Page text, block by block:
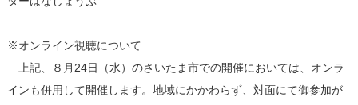
※オンライン視聴について
上記、８月24日（水）のさいたま市での開催においては、オンラ
インも併用して開催します。地域にかかわらず、対面にて御参加が